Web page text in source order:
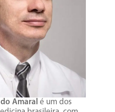
Amaral é um dos